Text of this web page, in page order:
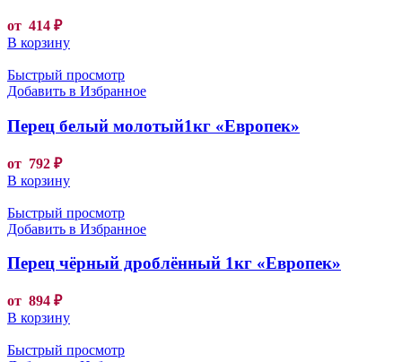
от 414 ₽
В корзину
Быстрый просмотр
Добавить в Избранное
Перец белый молотый1кг «Европек»
от 792 ₽
В корзину
Быстрый просмотр
Добавить в Избранное
Перец чёрный дроблённый 1кг «Европек»
от 894 ₽
В корзину
Быстрый просмотр